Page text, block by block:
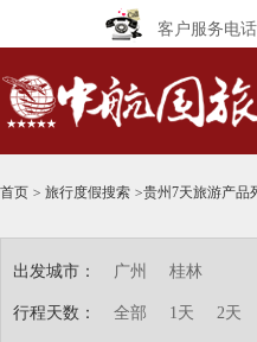
客户服务电话
首页 > 旅行度假搜索 >贵州7天旅游产品
出发城市：
行程天数：
广州 桂林
全部 1天 2天